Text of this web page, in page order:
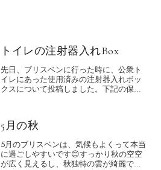
トイレの注射器入れBox
先日、ブリスベンに行った時に、公衆ト
イレにあった使用済みの注射器入れボッ
クスについて投稿しました。下記の保健
者と健康のために、注射針でエイズなど
の二次感染を防ぐ為に効果...
5月の秋
5月のブリスベンは、気候もよくって本当
に過ごしやすいです😊すっかり秋の空空
が広く見えるし、秋独特の雲が綺麗です